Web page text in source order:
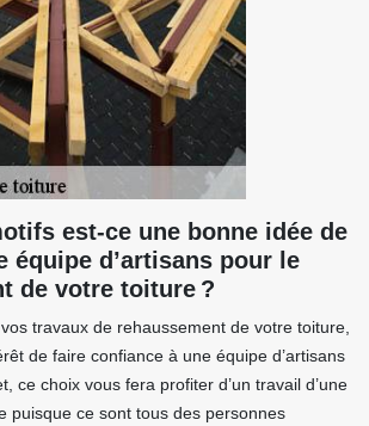
est-ce une bonne idée de
équipe d’artisans pour le
de votre toiture ?
travaux de rehaussement de votre toiture,
de faire confiance à une équipe d’artisans
ce choix vous fera profiter d’un travail d’une
puisque ce sont tous des personnes